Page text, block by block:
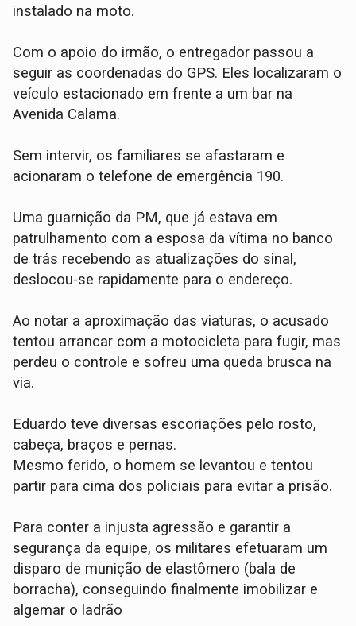
instalado na moto.
​Com o apoio do irmão, o entregador passou a
seguir as coordenadas do GPS. Eles localizaram o
veículo estacionado em frente a um bar na
Avenida Calama.
Sem intervir, os familiares se afastaram e
acionaram o telefone de emergência 190.
Uma guarnição da PM, que já estava em
patrulhamento com a esposa da vítima no banco
de trás recebendo as atualizações do sinal,
deslocou-se rapidamente para o endereço.
​Ao notar a aproximação das viaturas, o acusado
tentou arrancar com a motocicleta para fugir, mas
perdeu o controle e sofreu uma queda brusca na
via.
Eduardo teve diversas escoriações pelo rosto,
cabeça, braços e pernas.
​Mesmo ferido, o homem se levantou e tentou
partir para cima dos policiais para evitar a prisão.
Para conter a injusta agressão e garantir a
segurança da equipe, os militares efetuaram um
disparo de munição de elastômero (bala de
borracha), conseguindo finalmente imobilizar e
algemar o ladrão